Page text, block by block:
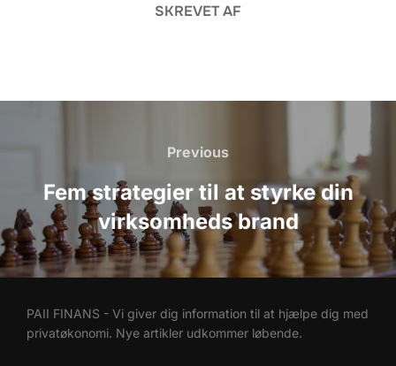
SKREVET AF
Previous
Previous
Fem strategier til at styrke din
virksomheds brand
PAII FINANS - Vi giver dig information til at hjælpe dig med
privatøkonomi. Nye artikler udkommer løbende.